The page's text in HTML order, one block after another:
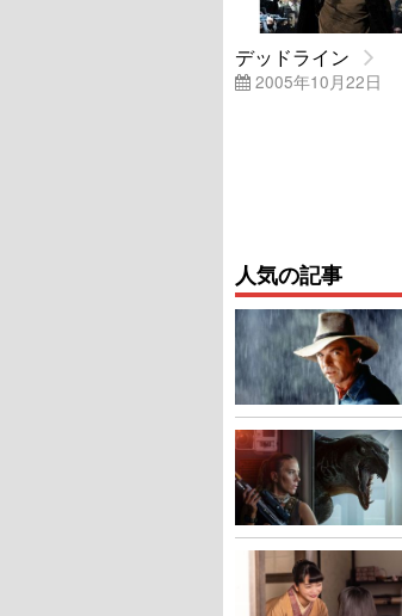
デッドライン
2005年10月22日
人気の記事